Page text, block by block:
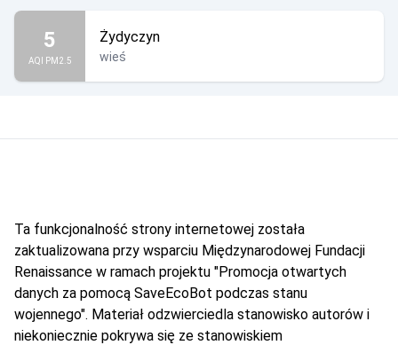
5
AQI PM2.5
Żydyczyn
wieś
Ta funkcjonalność strony internetowej została
zaktualizowana przy wsparciu Międzynarodowej Fundacji
Renaissance w ramach projektu "Promocja otwartych
danych za pomocą SaveEcoBot podczas stanu
wojennego". Materiał odzwierciedla stanowisko autorów i
niekoniecznie pokrywa się ze stanowiskiem